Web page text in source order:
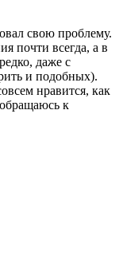
свою проблему.
почти всегда, а в
даже с
и подобных).
нравится, как
к